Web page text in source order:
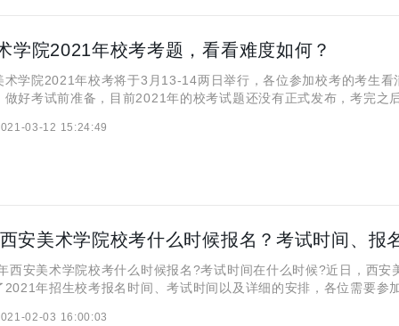
学院2021年校考考题，看看难度如何？
院2021年校考将于3月13-14两日举行，各位参加校考的考生看
做好考试前准备，目前2021年的校考试题还没有正式发布，考完之
文化课的成绩对招生录取的影响关键，请
03-12 15:24:49
美术学院校考什么时候报名?考试时间在什么时候?近日，西安
2021年招生校考报名时间、考试时间以及详细的安排，各位需要参
02-03 16:00:03